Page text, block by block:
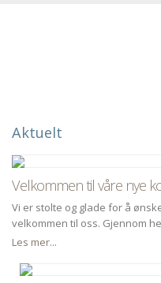
Aktuelt
Velkommen til våre nye
Vi er stolte og glade for å
velkommen til oss. Gjennom
nyutdannede og flere med
Les mer...